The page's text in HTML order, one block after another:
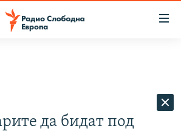
да бидат под